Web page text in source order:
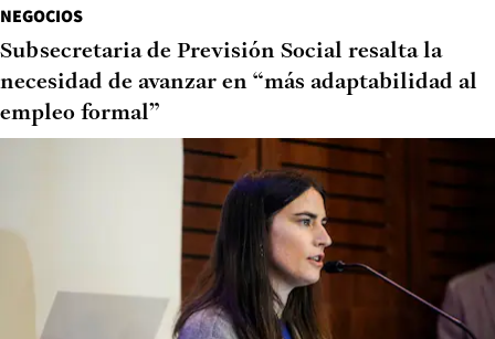
NEGOCIOS
Subsecretaria de Previsión Social resalta la
necesidad de avanzar en “más adaptabilidad al
empleo formal”